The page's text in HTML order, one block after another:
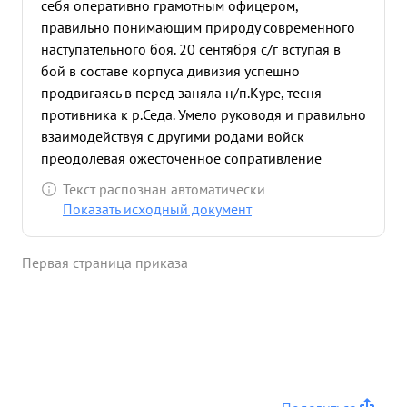
наступающими войсками, за правильную
организацию наступления наших войск против
немецких захватчиков, ходатайствую
награждении ...»
себя оперативно грамотным офицером,
правильно понимающим природу современного
наступательного боя. 20 сентября с/г вступая в
бой в составе корпуса дивизия успешно
продвигаясь в перед заняла н/п.Куре, тесня
противника к р.Седа. Умело руководя и правильно
взаимодействуя с другими родами войск
преодолевая ожесточенное сопративление
введенных свежих сил против ника дивизия 21.9
одна из первых форсировала в Седа, прорвав его
успешное проведение операции корпуса.
Текст распознан автоматически
Показать исходный документ
Первая страница приказа